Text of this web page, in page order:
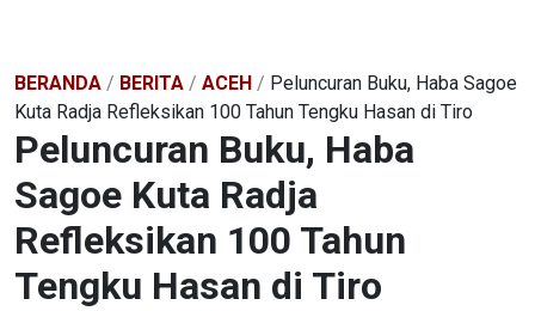
BERANDA / BERITA / ACEH / Peluncuran Buku, Haba Sagoe
Kuta Radja Refleksikan 100 Tahun Tengku Hasan di Tiro
Peluncuran Buku, Haba
Sagoe Kuta Radja
Refleksikan 100 Tahun
Tengku Hasan di Tiro